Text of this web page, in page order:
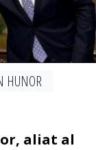
HUNOR
aliat al